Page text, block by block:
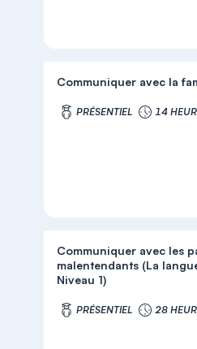
Communiquer avec la
PRÉSENTIEL 14
Communiquer avec les
malentendants (La
Niveau 1)
PRÉSENTIEL 28